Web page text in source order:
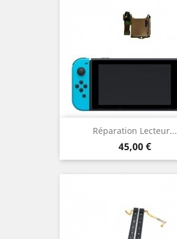
Réparation Lecteur...
Prix
45,00 €